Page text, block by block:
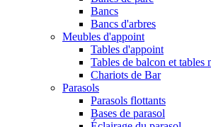
Bancs
Bancs d'arbres
Meubles d'appoint
Tables d'appoint
Tables de balcon et tables
Chariots de Bar
Parasols
Parasols flottants
Bases de parasol